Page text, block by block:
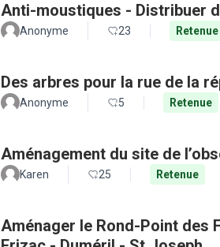
Anti-moustiques - Distribuer
Anonyme 23 Retenue
Des arbres pour la rue de la
Anonyme 5 Retenue
Aménagement du site de
Karen 25 Retenue
Aménager le Rond-Point des